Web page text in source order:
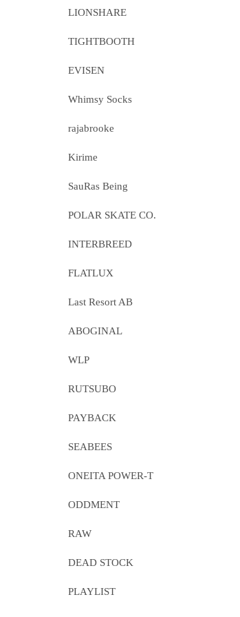
LIONSHARE
TIGHTBOOTH
EVISEN
Whimsy Socks
rajabrooke
Kirime
SauRas Being
POLAR SKATE CO.
INTERBREED
FLATLUX
Last Resort AB
ABOGINAL
WLP
RUTSUBO
PAYBACK
SEABEES
ONEITA POWER-T
ODDMENT
RAW
DEAD STOCK
PLAYLIST